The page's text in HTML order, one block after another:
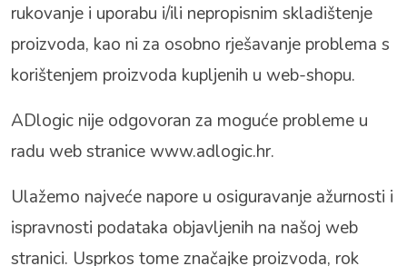
rukovanje i uporabu i/ili nepropisnim skladištenje
proizvoda, kao ni za osobno rješavanje problema s
korištenjem proizvoda kupljenih u web-shopu.
ADlogic nije odgovoran za moguće probleme u
radu web stranicewww.adlogic.hr.
Ulažemo najveće napore u osiguravanje ažurnosti i
ispravnosti podataka objavljenih na našoj web
stranici. Usprkos tome značajke proizvoda, rok